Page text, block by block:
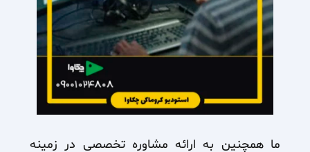
ما همچنین به ارائه مشاوره تخصصی در زمینه